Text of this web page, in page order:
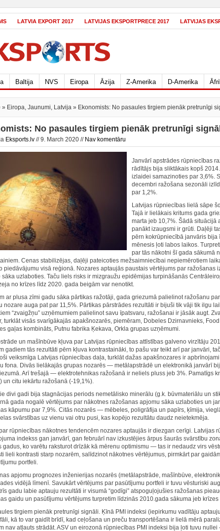
LATVIA EXPORT 2017 LATVIJAS EKSPORTPRECE 2017 LATVIJAS
Baltija NVS Eiropa Āzija Z-Amerika D-Amerika
» Eiropa, Jaunumi, Latvija » Ekonomists: No pasaules tirgiem pienāk pretrunīgi
No pasaules tirgiem pienāk pretrunīgi
Eksports.lv // 9. March 2020 // Nav komentāru
Janvārī apstrādes rūpniecības
rādītājs bija sliktākais kopš
izlaidei samazinoties par 3,6%.
decembri ražošana sezonāli
par 1,2%.
Latvijas rūpniecības lielā sāpe
Tajā ir lielākais kritums gada
marta jeb 10,7%. Šādā situācijā
panākt izaugsmi ir grūti. Daļēji
pērn kokrūpniecībā janvāris bija
mēnesis ļoti labos laikos.
par tās nākotni šī gada sākumā
Cenas stabilizējas, daļēji pateicoties mežsaimniecībai nepiemērotiem
piedāvājumu visā reģionā. Nozares aptaujās paustais vērtējums par ražošanas
sāka uzlaboties. Taču liels risks ir mizgraužu epidēmijas turpināšanās
no krīzes līdz 2020. gada beigām var nenotikt.
ar plusa zīmi gadu sāka pārtikas ražotāji, gada griezumā palielinot ražošanu
nozare auga pat par 11,5%. Pārtikas pārstrādes rezultāti ir bijuši tik vāji tik ilgu
“zvaigžņu” uzņēmumiem palielinot savu īpatsvaru, ražošanai ir jāsāk augt.
turklāt visās svarīgākajās apakšnozarēs, piemēram, Dobeles Dzirnavnieks,
gaļas kombināts, Putnu fabrika Ķekava, Orkla grupas uzņēmumi.
un mašīnbūve kļuva par Latvijas rūpniecības attīstības galveno virzītāju
gadiem tās rezultāti pērn kļuva kontrastaināki, to pašu var teikt arī par janvāri,
veiksmīga Latvijas rūpniecības daļa, turklāt dažas apakšnozares ir
fona. Divās lielākajās grupas nozarēs — metālapstrādē un elektronikā janvārī
Arī trešajā — elektrotehnikas ražošanā ir neliels pluss jeb 3%. Pamatīgs
un citu iekārtu ražošanā (-19,1%).
divi gadi bija stagnācijas periods nemetālisko minerālu (g.k. būvmateriālu un
gada nogalē vērtējums par nākotnes ražošanas apjomu sāka uzlaboties un
kāpumu par 7,9%. Citās nozarēs — mēbeles, poligrāfija un papīrs, ķīmija,
svārstības uz vienu vai otru pusi, kas kopējo rezultātu daudz neietekmēja.
rūpniecības nākotnes tendencēm nozares aptaujās ir diezgan cerīgi. Latvijas
indekss gan janvārī, gan februārī nav izkustējies ārpus šaurās svārstību
gadus, ko varētu raksturot drīzāk kā mērenu optimismu — tas ir nedaudz virs
lieli kontrasti starp nozarēm, salīdzinot nākotnes vērtējumus, pirmkārt par
portfeli.
apjomu prognozes inženierijas nozarēs (metālapstrāde, mašīnbūve,
vidējā līmenī. Savukārt vērtējums par pasūtījumu portfeli ir tuvu vēsturiski
gadu labie aptauju rezultāti ir visumā “godīgi” atspoguļojušies ražošanas
gaidu un pasūtījumu vērtējums turpretim līdzinās 2010.gada sākuma jeb krīzes
tirgiem pienāk pretrunīgi signāli. Ķīnā PMI indeksi (iepirkumu vadītāju
kā to var gaidīt brīdī, kad ceļošana un preču transportēšana ir lielā mērā
nav atļauts strādāt. ASV un eirozonā rūpniecības PMI indeksi bija ļoti tuvu